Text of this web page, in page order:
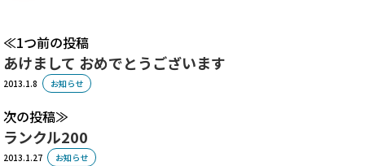
1つ前の投稿
あけまして おめでとうございます
2013.1.8 お知らせ
次の投稿
ランクル200
2013.1.27 お知らせ